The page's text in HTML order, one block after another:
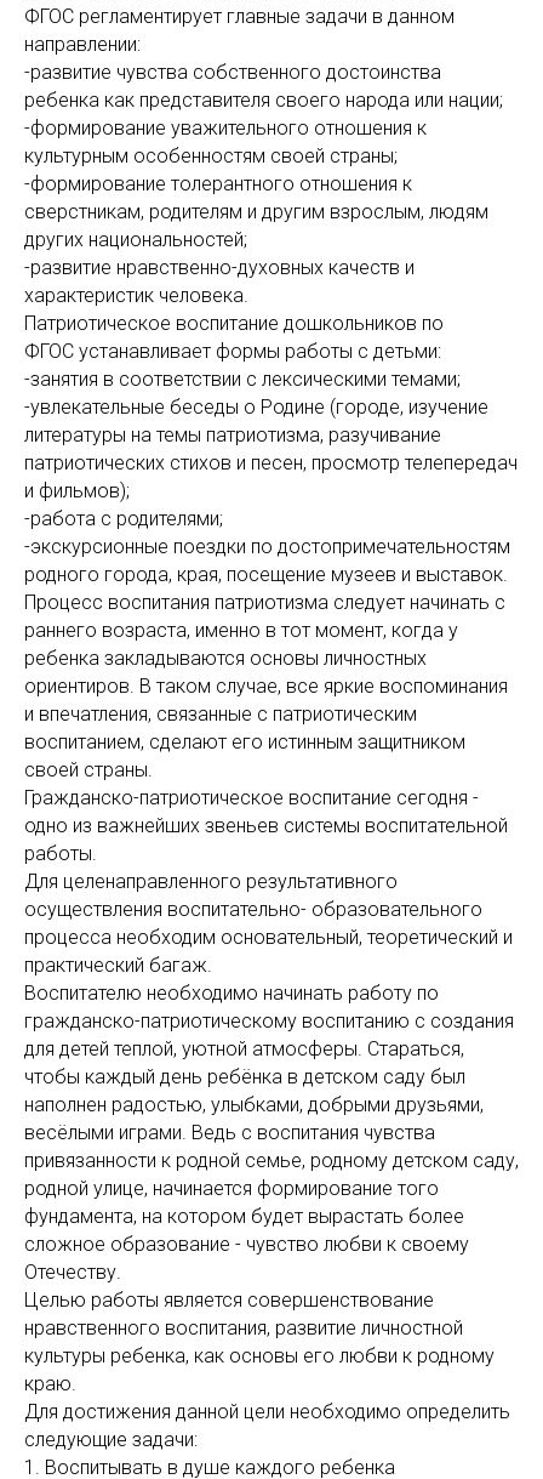
ФГОС регламентирует главные задачи в данном
направлении:
-развитие чувства собственного достоинства
ребенка как представителя своего народа или нации;
-формирование уважительного отношения к
культурным особенностям своей страны;
-формирование толерантного отношения к
сверстникам, родителям и другим взрослым, людям
других национальностей;
-развитие нравственно-духовных качеств и
характеристик человека.
Патриотическое воспитание дошкольников по
ФГОС устанавливает формы работы с детьми:
-занятия в соответствии с лексическими темами;
-увлекательные беседы о Родине (городе, изучение
литературы на темы патриотизма, разучивание
патриотических стихов и песен, просмотр телепередач
и фильмов);
-работа с родителями;
-экскурсионные поездки по достопримечательностям
родного города, края, посещение музеев и выставок.
Процесс воспитания патриотизма следует начинать с
раннего возраста, именно в тот момент, когда у
ребенка закладываются основы личностных
ориентиров. В таком случае, все яркие воспоминания
и впечатления, связанные с патриотическим
воспитанием, сделают его истинным защитником
своей страны.
Гражданско-патриотическое воспитание сегодня -
одно из важнейших звеньев системы воспитательной
работы.
Для целенаправленного результативного
осуществления воспитательно- образовательного
процесса необходим основательный, теоретический и
практический багаж.
Воспитателю необходимо начинать работу по
гражданско-патриотическому воспитанию с создания
для детей теплой, уютной атмосферы. Стараться,
чтобы каждый день ребёнка в детском саду был
наполнен радостью, улыбками, добрыми друзьями,
весёлыми играми. Ведь с воспитания чувства
привязанности к родной семье, родному детском саду,
родной улице, начинается формирование того
фундамента, на котором будет вырастать более
сложное образование - чувство любви к своему
Отечеству.
Целью работы является совершенствование
нравственного воспитания, развитие личностной
культуры ребенка, как основы его любви к родному
краю.
Для достижения данной цели необходимо определить
следующие задачи:
1. Воспитывать в душе каждого ребенка